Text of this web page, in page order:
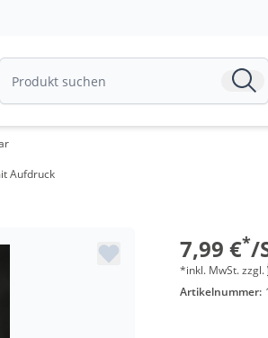
Aufdruck
7,99 €*/
ab 100
ab 200
ab 1000
*inkl. MwSt. zzgl.
Artikelnummer: